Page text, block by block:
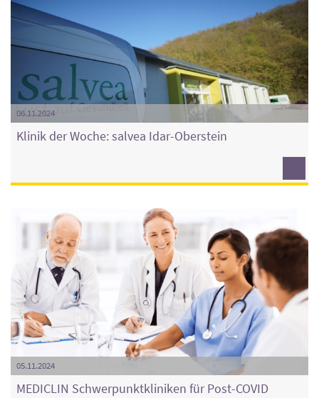
06.11.2024
Klinik der Woche: salvea Idar-Oberstein
05.11.2024
MEDICLIN Schwerpunktkliniken für Post-COVID